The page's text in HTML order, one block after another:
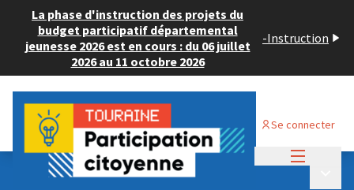
La phase d'instruction des projets du
budget participatif départemental
jeunesse 2026 est en cours : du 06 juillet
2026 au 11 octobre 2026
-Instruction
Se connecter
Budget Participatif ADULTE 2024
💡 Déposer un projet